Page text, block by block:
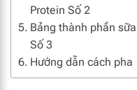
Protein Số 2
Bảng thành phần
Số 3
Hướng dẫn cách pha